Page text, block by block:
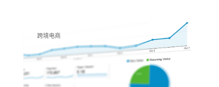
跨境电商